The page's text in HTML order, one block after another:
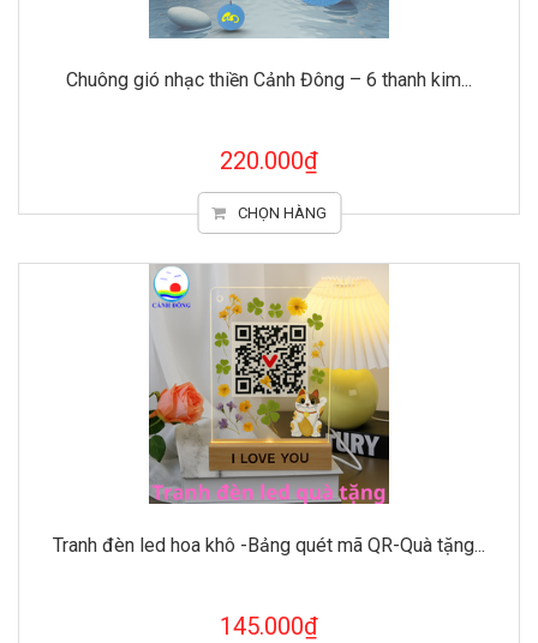
Chuông gió nhạc thiền Cảnh Đông – 6 thanh kim...
220.000₫
CHỌN HÀNG
Tranh đèn led hoa khô -Bảng quét mã QR-Quà tặng...
145.000₫